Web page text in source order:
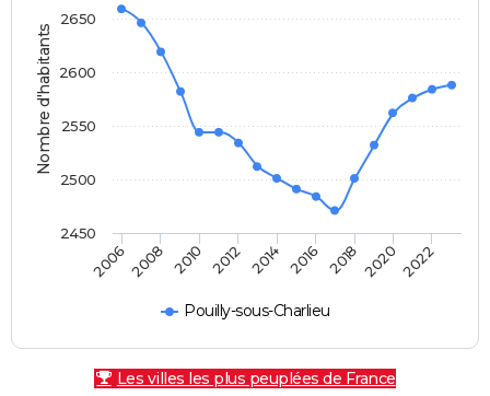
Nombre d'habitants
Pouilly-sous-Charlieu
20062008 2010 2012 2014 2016 2018 20202022
2450
2500
2550
2600
2650
Les villes les plus peuplées de France